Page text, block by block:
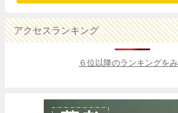
アクセスランキング
６位以降のランキングを